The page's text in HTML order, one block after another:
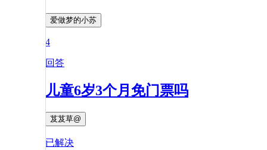
爱做梦的小苏
4
回答
儿童6岁3个月免门票吗
芨芨草@
已解决